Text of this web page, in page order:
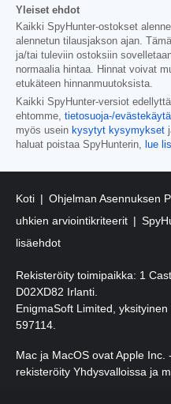
Yleiset ehdot
Kaikki SpyHunter-ostokset
alennetun tilausjakson ajan.
ja/tai tuleviin ostoksiin
normaalia hintaa. Hinnat voivat
etukäteen hinnanmuutoksista.
Kaikki SpyHunter-versiot
ehtomme, tietosuoja-/
myös usein kysytyt kysymykset
haluat poistaa SpyHunterin, lue
Koti Ohjelman Asennuksen
uhkien arviointikriteerit
lisäehdot
Rekisteröity toimipaikka: 1
D02XD82 Irlanti.
EnigmaSoft Limited,
597114.
Mac ja MacOS ovat Apple
rekisteröity Yhdysvalloissa ja